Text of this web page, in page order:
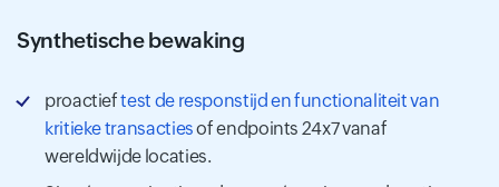
Synthetische bewaking
proactieftest de responstijd en functionaliteit van
kritieke transactiesof endpoints 24x7 vanaf
wereldwijde locaties.